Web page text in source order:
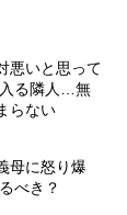
悪いと思って
る隣人…無
らない
母に怒り爆
べき？